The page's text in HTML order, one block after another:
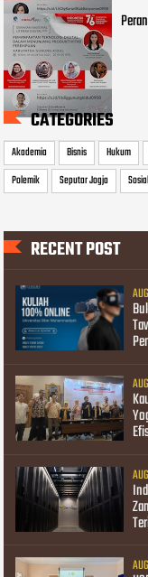
CATEGORIES
Akademia Bisnis Hukum
Polemik
Seputar Jogja Sosial
RECENT POST